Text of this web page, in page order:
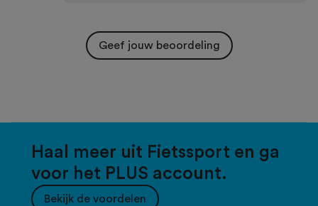
Geef jouw beoordeling
Haal meer uit Fietssport en ga
voor het PLUS account.
Bekijk de voordelen